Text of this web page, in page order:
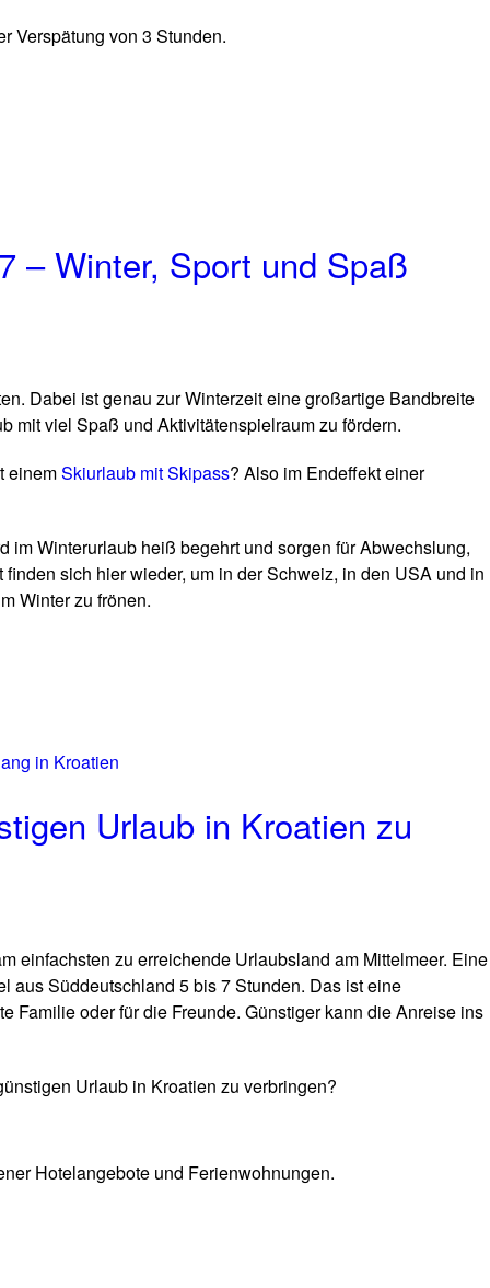
Verspätung von 3 Stunden.
– Winter, Sport und Spaß
Dabei ist genau zur Winterzeit eine großartige Bandbreite
mit viel Spaß und Aktivitätenspielraum zu fördern.
einemSkiurlaub mit Skipass? Also im Endeffekt einer
im Winterurlaub heiß begehrt und sorgen für Abwechslung,
sich hier wieder, um in der Schweiz, in den USA und in
Winter zu frönen.
Urlaub in Kroatien zu
einfachsten zu erreichende Urlaubsland am Mittelmeer. Eine
aus Süddeutschland 5 bis 7 Stunden. Das ist eine
Familie oder für die Freunde. Günstiger kann die Anreise ins
Urlaub in Kroatien zu verbringen?
Hotelangebote und Ferienwohnungen.